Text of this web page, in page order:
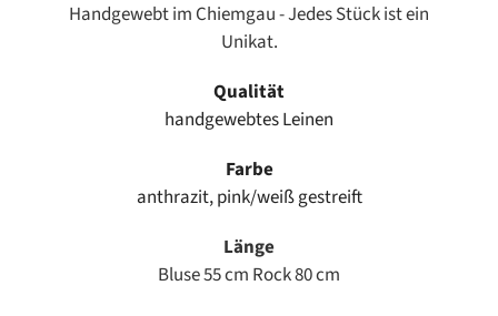
Handgewebt im Chiemgau - Jedes Stück ist ein
Unikat.
Qualität
handgewebtes Leinen
Farbe
anthrazit, pink/weiß gestreift
Länge
Bluse 55 cm Rock 80 cm